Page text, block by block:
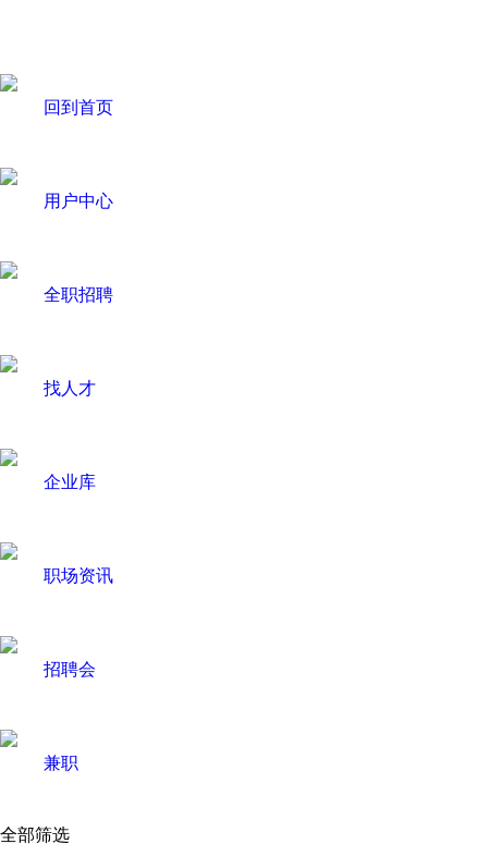
回到首页
用户中心
全职招聘
找人才
企业库
职场资讯
招聘会
兼职
全部筛选